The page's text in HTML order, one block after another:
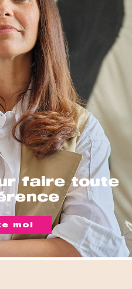
faire toute
moi